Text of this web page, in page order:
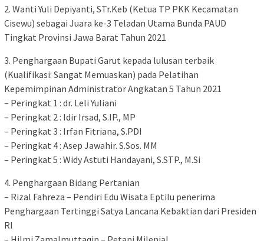
2. Wanti Yuli Depiyanti, STr.Keb (Ketua TP PKK Kecamatan
Cisewu) sebagai Juara ke-3 Teladan Utama Bunda PAUD
Tingkat Provinsi Jawa Barat Tahun 2021
3. Penghargaan Bupati Garut kepada lulusan terbaik
(Kualifikasi: Sangat Memuaskan) pada Pelatihan
Kepemimpinan Administrator Angkatan 5 Tahun 2021
– Peringkat 1 : dr. Leli Yuliani
– Peringkat 2 : Idir Irsad, S.IP., MP
– Peringkat 3 : Irfan Fitriana, S.PDI
– Peringkat 4 : Asep Jawahir. S.Sos. MM
– Peringkat 5 : Widy Astuti Handayani, S.STP., M.Si
4. Penghargaan Bidang Pertanian
– Rizal Fahreza – Pendiri Edu Wisata Eptilu penerima
Penghargaan Tertinggi Satya Lancana Kebaktian dari Presiden
RI